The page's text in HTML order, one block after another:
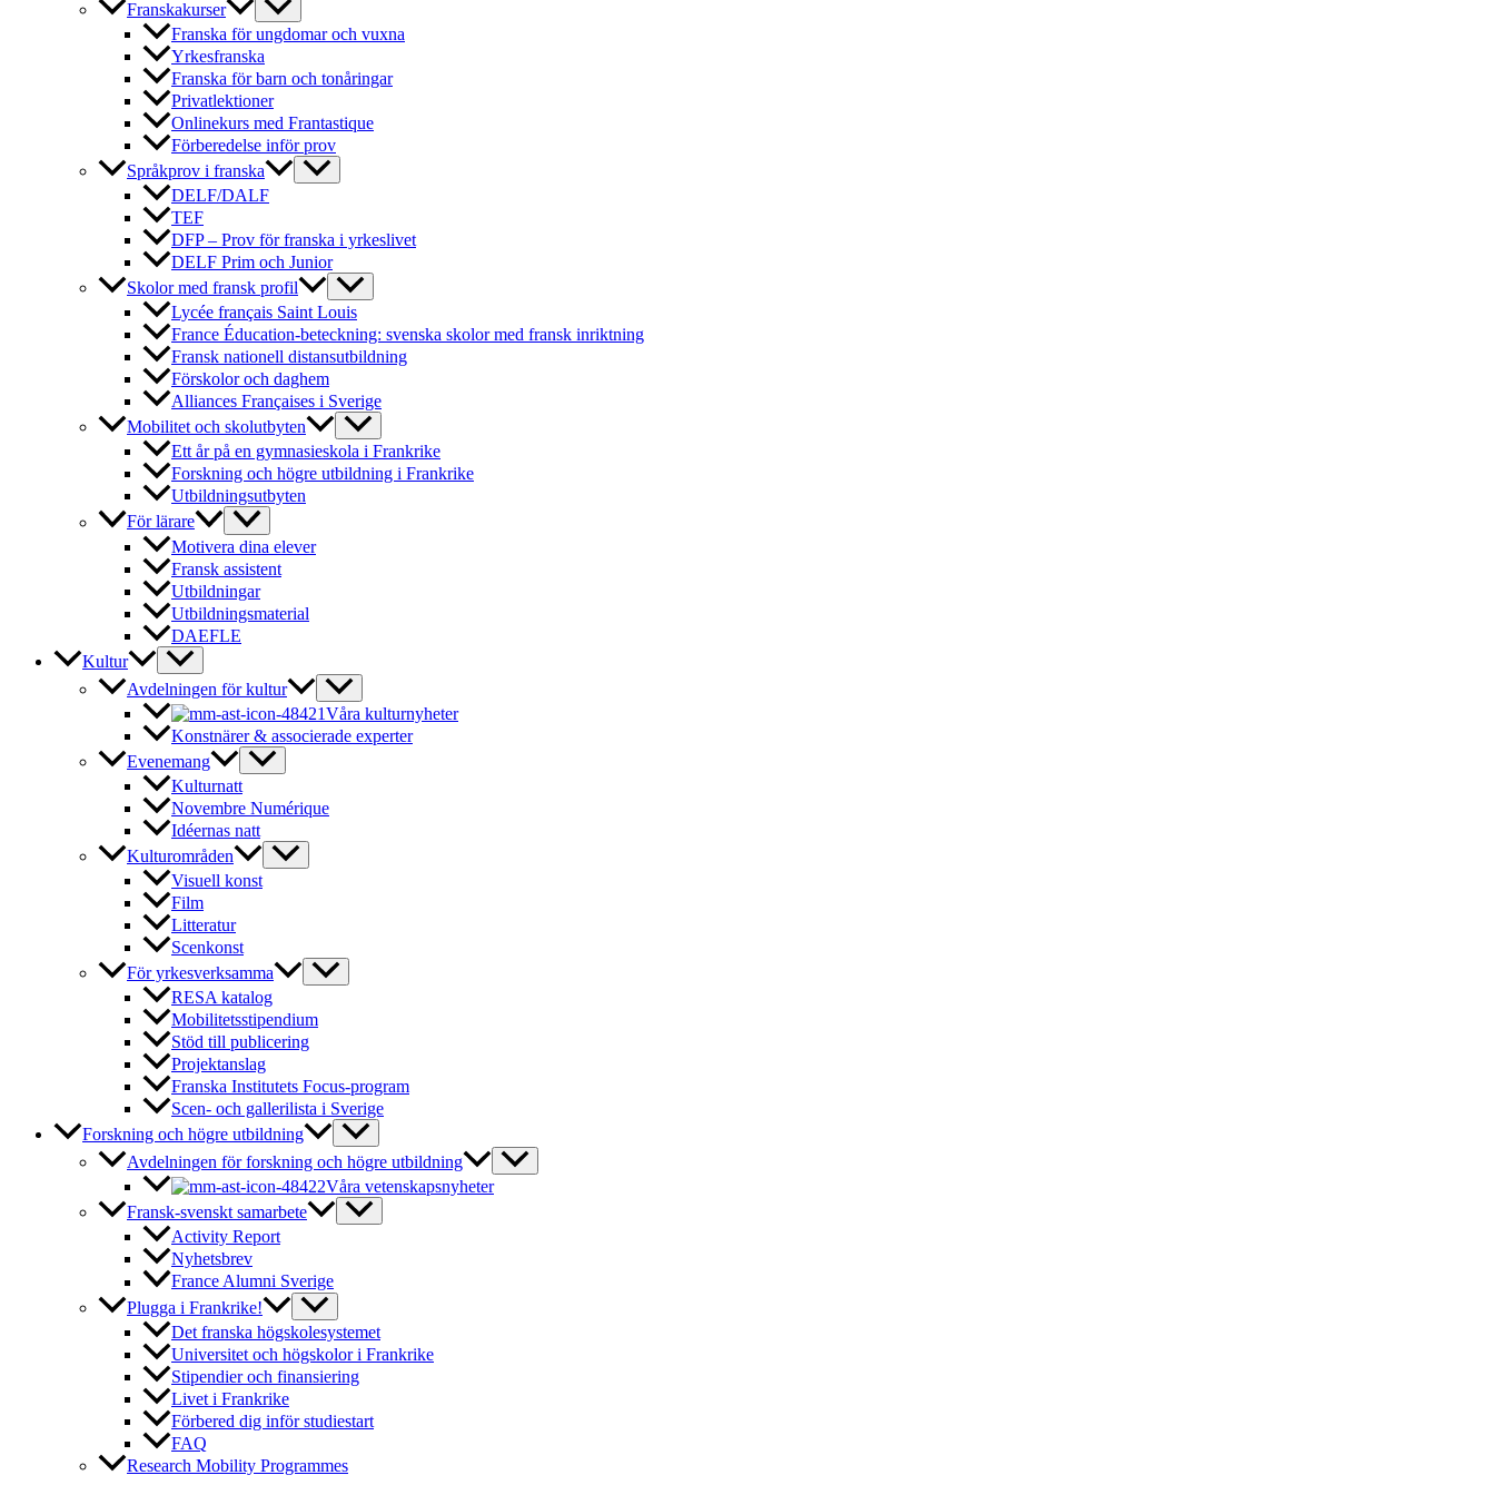
Franskakurser
Franska för ungdomar och vuxna
Yrkesfranska
Franska för barn och tonåringar
Privatlektioner
Onlinekurs med Frantastique
Förberedelse inför prov
Språkprov i franska
DELF/DALF
TEF
DFP – Prov för franska i yrkeslivet
DELF Prim och Junior
Skolor med fransk profil
Lycée français Saint Louis
France Éducation-beteckning: svenska skolor med fransk inriktning
Fransk nationell distansutbildning
Förskolor och daghem
Alliances Françaises i Sverige
Mobilitet och skolutbyten
Ett år på en gymnasieskola i Frankrike
Forskning och högre utbildning i Frankrike
Utbildningsutbyten
För lärare
Motivera dina elever
Fransk assistent
Utbildningar
Utbildningsmaterial
DAEFLE
Kultur
Avdelningen för kultur
Våra kulturnyheter
Konstnärer & associerade experter
Evenemang
Kulturnatt
Novembre Numérique
Idéernas natt
Kulturområden
Visuell konst
Film
Litteratur
Scenkonst
För yrkesverksamma
RESA katalog
Mobilitetsstipendium
Stöd till publicering
Projektanslag
Franska Institutets Focus-program
Scen- och gallerilista i Sverige
Forskning och högre utbildning
Avdelningen för forskning och högre utbildning
Våra vetenskapsnyheter
Fransk-svenskt samarbete
Activity Report
Nyhetsbrev
France Alumni Sverige
Plugga i Frankrike!
Det franska högskolesystemet
Universitet och högskolor i Frankrike
Stipendier och finansiering
Livet i Frankrike
Förbered dig inför studiestart
FAQ
Research Mobility Programmes